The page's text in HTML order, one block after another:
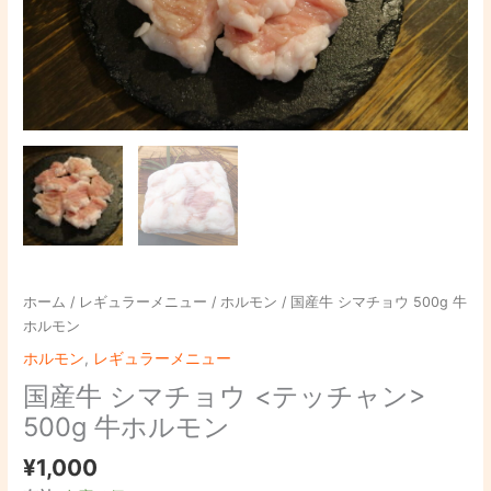
ホーム / レギュラーメニュー / ホルモン / 国産牛 シマチョウ 500g 牛
ホルモン
ホルモン, レギュラーメニュー
国産牛 シマチョウ <テッチャン>
500g 牛ホルモン
¥1,000
ウ
500g
牛
ホ
モ
ン
個